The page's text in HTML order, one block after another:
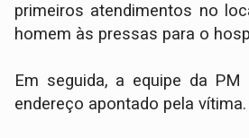
primeiros atendimentos no
homem às pressas para o
​Em seguida, a equipe da
endereço apontado pela vítima.